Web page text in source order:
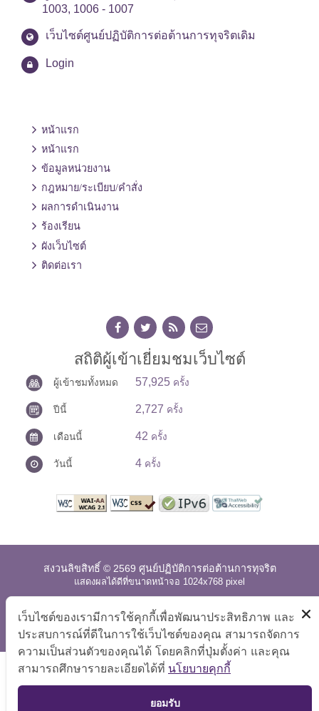
1003, 1006 - 1007
เว็บไซต์ศูนย์ปฏิบัติการต่อต้านการทุจริตเดิม
Login
หน้าแรก
หน้าแรก
ข้อมูลหน่วยงาน
กฎหมาย/ระเบียบ/คำสั่ง
ผลการดำเนินงาน
ร้องเรียน
ผังเว็บไซต์
ติดต่อเรา
สถิติผู้เข้าเยี่ยมชมเว็บไซต์
ผู้เข้าชมทั้งหมด 57,925 ครั้ง
ปีนี้ 2,727 ครั้ง
เดือนนี้ 42 ครั้ง
วันนี้ 4 ครั้ง
สงวนลิขสิทธิ์ © 2569 ศูนย์ปฏิบัติการต่อต้านการทุจริต
แสดงผลได้ดีที่ขนาดหน้าจอ 1024x768 pixel
แผนผังเว็บไซต์ คำถามที่พบบ่อย นโยบายเว็บไซต์
|
การปฏิเสธความรับผิด
TOP
เว็บไซต์ของเรามีการใช้คุกกี้เพื่อพัฒนาประสิทธิภาพ และ
ประสบการณ์ที่ดีในการใช้เว็บไซต์ของคุณ สามารถจัดการ
ความเป็นส่วนตัวของคุณได้ โดยคลิกที่ปุ่มตั้งค่า และคุณ
สามารถศึกษารายละเอียดได้ที่ นโยบายคุกกี้
ยอมรับ